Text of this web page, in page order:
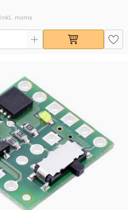
Inkl. moms